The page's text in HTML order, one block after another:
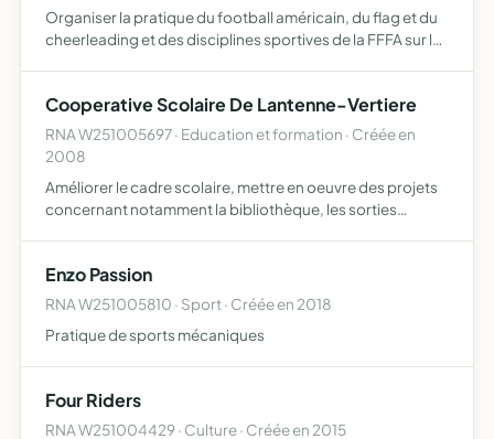
Organiser la pratique du football américain, du flag et du
cheerleading et des disciplines sportives de la FFFA sur le
Cooperative Scolaire De Lantenne-Vertiere
RNA W251005697 · Education et formation · Créée en
2008
Améliorer le cadre scolaire, mettre en oeuvre des projets
concernant notamment la bibliothèque, les sorties
maitris…
Enzo Passion
RNA W251005810 · Sport · Créée en 2018
Pratique de sports mécaniques
Four Riders
RNA W251004429 · Culture · Créée en 2015